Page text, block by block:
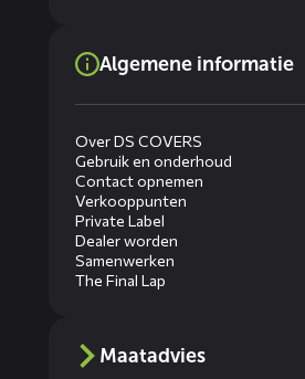
Algemene informatie
Over DS COVERS
Gebruik en onderhoud
Contact opnemen
Verkooppunten
Private Label
Dealer worden
Samenwerken
The Final Lap
Maatadvies